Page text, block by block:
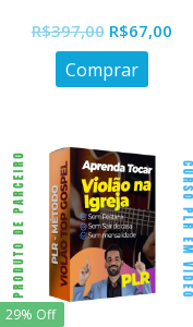
out
of
R$397,00 O
preço
original
R$67,00O
Comprar
29% Off